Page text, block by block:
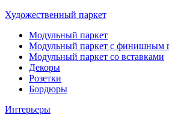
Художественный паркет
Модульный паркет
Модульный паркет с финишным
Модульный паркет со вставками
Декоры
Розетки
Бордюры
Интерьеры